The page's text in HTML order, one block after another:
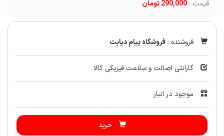
قیمت : 290,000 تومان
فروشنده : فروشگاه پیام دیابت
گارانتی اصالت و سلامت فیزیکی کالا
موجود در انبار
خرید